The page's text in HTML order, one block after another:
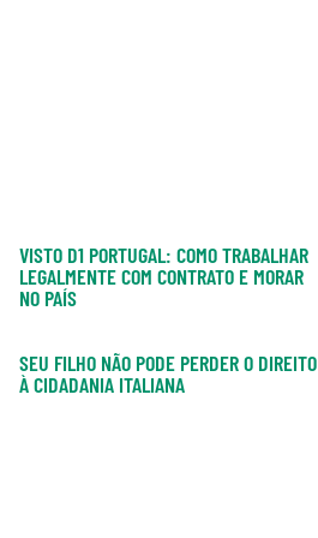
VISTO D1 PORTUGAL: COMO TRABALHAR
LEGALMENTE COM CONTRATO E MORAR
NO PAÍS
SEU FILHO NÃO PODE PERDER O DIREITO
À CIDADANIA ITALIANA